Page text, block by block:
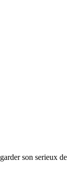
son serieux